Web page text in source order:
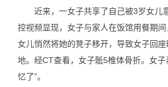
近来，一女子共享了自己被3岁女儿意
控视频显现，女子与家人在饭馆用餐期间
女儿悄然将她的凳子移开，导致女子回
地。经CT查看，女子骶5椎体骨折。女子
忆了”。